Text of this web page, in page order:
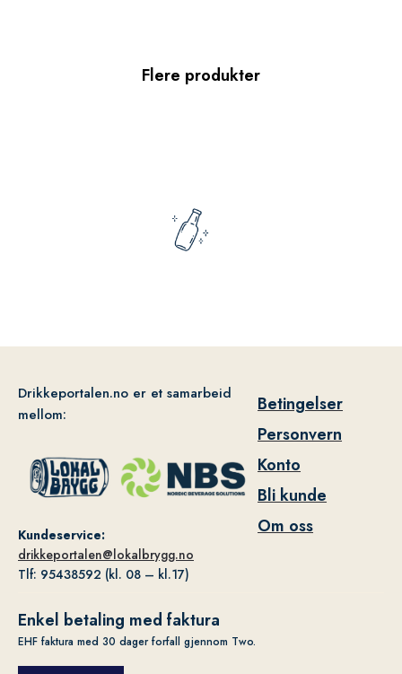
Flere produkter
Drikkeportalen.no er et samarbeid
mellom:
Kundeservice:
drikkeportalen@lokalbrygg.no
Tlf: 95438592 (kl. 08 – kl.17)
Betingelser
Personvern
Konto
Bli kunde
Om oss
Enkel betaling med faktura
EHF faktura med 30 dager forfall gjennom Two.